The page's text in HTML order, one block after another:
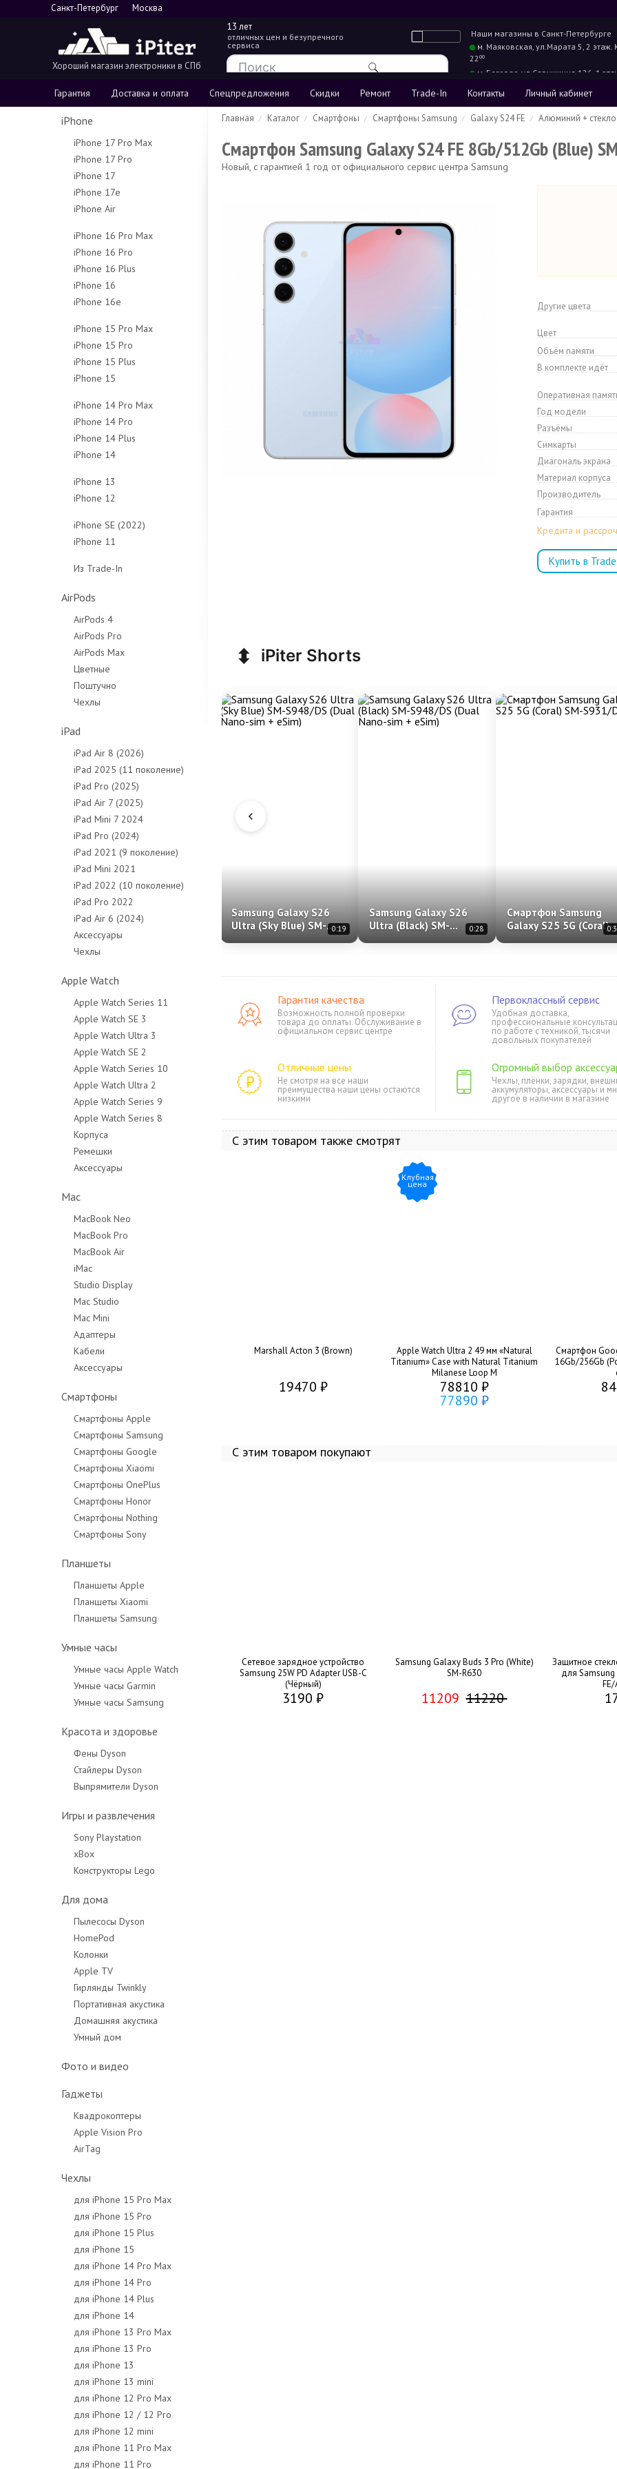
Санкт-Петербург Москва
Хороший магазин электроники в СПб
Наши магазины в Санкт-Петербурге
м. Маяковская, ул.Марата 5, 2 этаж.
2200
м. Беговая, ул.Савушкина 126, 1
13 лет
отличных цен и безупречного
сервиса
Гарантия Доставка и оплата Спецпредложения Скидки Ремонт Trade-In Контакты Личный кабинет
iPhone
iPhone 17 Pro Max
256Gb
512Gb
1Tb
2Tb
iPhone 17 Pro
256Gb
512Gb
1Tb
iPhone 17
256Gb
512Gb
iPhone 17e
256Gb
iPhone Air
iPhone 16 Pro Max
256Gb
512Gb
1Tb
Чехлы
iPhone 16 Pro
128Gb
256Gb
512Gb
Чехлы
iPhone 16 Plus
128Gb
256Gb
Чехлы
iPhone 16
128Gb
Чехлы
iPhone 16e
Чехлы
iPhone 15 Pro Max
256Gb
512Gb
1Tb
Чехлы
iPhone 15 Pro
128Gb
256Gb
Чехлы
iPhone 15 Plus
128Gb
Чехлы
iPhone 15
Чехлы
iPhone 14 Pro Max
128Gb
256Gb
512Gb
Чехлы
iPhone 14 Pro
128Gb
256Gb
iPhone 14 Plus
128Gb
iPhone 14
Чехлы
iPhone 13
128Gb
iPhone 12
Чехлы
iPhone SE (2022)
64Gb
Чехлы
Защитные стёкла
iPhone 11
Чехлы
Из Trade-In
AirPods
AirPods 4
AirPods Pro
AirPods Max
Цветные
Поштучно
Чехлы
iPad
iPad Air 8 (2026)
iPad 2025 (11 поколение)
iPad Pro (2025)
iPad Air 7 (2025)
iPad Mini 7 2024
iPad Pro (2024)
iPad 2021 (9 поколение)
iPad Mini 2021
iPad 2022 (10 поколение)
iPad Pro 2022
iPad Air 6 (2024)
Аксессуары
Чехлы
Apple Watch
Apple Watch Series 11
Apple Watch SE 3
Apple Watch Ultra 3
Apple Watch SE 2
Apple Watch Series 10
Apple Watch Ultra 2
Apple Watch Series 9
Apple Watch Series 8
Корпуса
Ремешки
Аксессуары
Mac
MacBook Neo
MacBook Pro
MacBook Pro 14"
MacBook Pro 16"
MacBook Air
iMac
Studio Display
Mac Studio
Mac Mini
Адаптеры
Кабели
Аксессуары
Смартфоны
Смартфоны Apple
Смартфоны Samsung
Смартфоны Google
Смартфоны Xiaomi
Смартфоны OnePlus
Смартфоны Honor
Смартфоны Nothing
Смартфоны Sony
Планшеты
Планшеты Apple
Планшеты Xiaomi
Планшеты Samsung
Умные часы
Умные часы Apple Watch
Умные часы Garmin
Умные часы Samsung
Красота и здоровье
Фены Dyson
Стайлеры Dyson
Выпрямители Dyson
Игры и развлечения
Sony Playstation
xBox
Конструкторы Lego
Для дома
Пылесосы Dyson
HomePod
Колонки
Apple TV
Гирлянды Twinkly
Портативная акустика
Домашняя акустика
Умный дом
Фото и видео
Гаджеты
Квадрокоптеры
Apple Vision Pro
AirTag
Чехлы
для iPhone 15 Pro Max
для iPhone 15 Pro
для iPhone 15 Plus
для iPhone 15
для iPhone 14 Pro Max
для iPhone 14 Pro
для iPhone 14 Plus
для iPhone 14
для iPhone 13 Pro Max
для iPhone 13 Pro
для iPhone 13
для iPhone 13 mini
для iPhone 12 Pro Max
для iPhone 12 / 12 Pro
для iPhone 12 mini
для iPhone 11 Pro Max
для iPhone 11 Pro
Главная Каталог Смартфоны Смартфоны Samsung Galaxy S24 FE Алюминий + стекло
Смартфон Samsung Galaxy S24 FE 8Gb/512Gb (Blue)
Новый, с гарантией 1 год от официального сервис центра Samsung
Другие цвета
Цвет
Объём памяти
В комплекте идёт
Оперативная
Год модели
Разъёмы
Симкарты
Диагональ экрана
Материал корпуса
Производитель
Гарантия
Кредита и
Купить в
⬍ iPiter Shorts
Samsung Galaxy S26
Ultra (Sky Blue) SM-
S948/DS (Dual Nano-
0:19
Samsung Galaxy S26
Ultra (Black) SM-
S948/DS (Dual Nano-
0:28
Смартфон Samsung
Galaxy S25 5G (Coral)
Гарантия качества
Возможность полной проверки
товара до оплаты. Обслуживание в
официальном сервис центре
Первоклассный сервис
Удобная доставка,
профессиональные
по работе с техникой, тысячи
довольных покупателей
Отличные цены
Не смотря на все наши
преимущества наши цены остаются
низкими
Огромный выбор
Чехлы, плёнки, зарядки,
аккумуляторы, аксессуары и
другое в наличии в магазине
С этим товаром также смотрят
Marshall Acton 3 (Brown)
19470 ₽
Клубная
цена
Apple Watch Ultra 2 49 мм «Natural
Titanium» Case with Natural Titanium
Milanese Loop M
78810 ₽
77890 ₽
Смартфон
16Gb/256Gb
С этим товаром покупают
Сетевое зарядное устройство
Samsung 25W PD Adapter USB-C
(Чёрный)
3190 ₽
Samsung Galaxy Buds 3 Pro (White)
SM-R630
11209 11220
Защитное
для Samsung